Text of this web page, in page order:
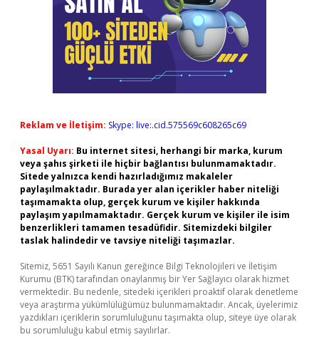
Reklam ve İletişim: Skype: live:.cid.575569c608265c69
Yasal Uyarı: Bu internet sitesi, herhangi bir marka, kurum
veya şahıs şirketi ile hiçbir bağlantısı bulunmamaktadır.
Sitede yalnızca kendi hazırladığımız makaleler
paylaşılmaktadır. Burada yer alan içerikler haber niteliği
taşımamakta olup, gerçek kurum ve kişiler hakkında
paylaşım yapılmamaktadır. Gerçek kurum ve kişiler ile isim
benzerlikleri tamamen tesadüfidir. Sitemizdeki bilgiler
taslak halindedir ve tavsiye niteliği taşımazlar.
Sitemiz, 5651 Sayılı Kanun gereğince Bilgi Teknolojileri ve İletişim
Kurumu (BTK) tarafından onaylanmış bir Yer Sağlayıcı olarak hizmet
vermektedir. Bu nedenle, sitedeki içerikleri proaktif olarak denetleme
veya araştırma yükümlülüğümüz bulunmamaktadır. Ancak, üyelerimiz
yazdıkları içeriklerin sorumluluğunu taşımakta olup, siteye üye olarak
bu sorumluluğu kabul etmiş sayılırlar.